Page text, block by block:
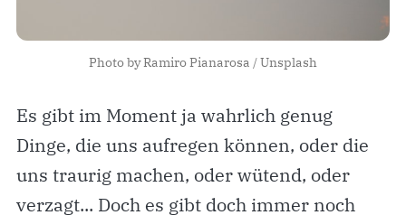
Photo byRamiro Pianarosa /Unsplash
Es gibt im Moment ja wahrlich genug
Dinge, die uns aufregen können, oder die
uns traurig machen, oder wütend, oder
verzagt... Doch es gibt doch immer noch